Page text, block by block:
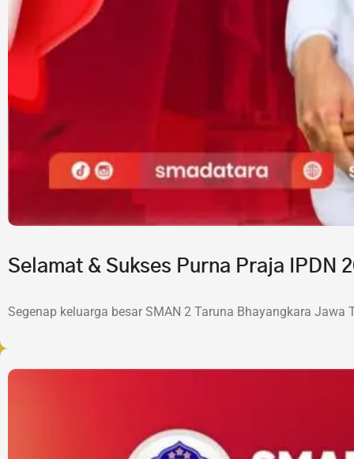
Selamat & Sukses Purna Praja IPDN
Segenap keluarga besar SMAN 2 Taruna Bhayangkara Jawa